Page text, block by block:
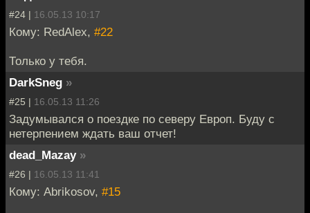
#24 | 16.05.13 10:17
Кому: RedAlex, #22
Только у тебя.
DarkSneg »
#25 | 16.05.13 11:26
Задумывался о поездке по северу Европ. Буду с
нетерпением ждать ваш отчет!
dead_Mazay »
#26 | 16.05.13 11:41
Кому: Abrikosov, #15